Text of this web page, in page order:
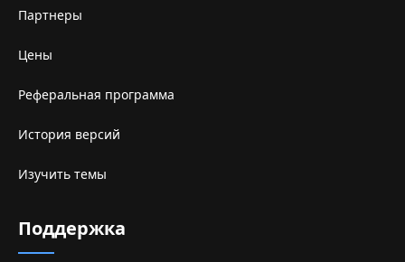
Партнеры
Цены
Реферальная программа
История версий
Изучить темы
Поддержка